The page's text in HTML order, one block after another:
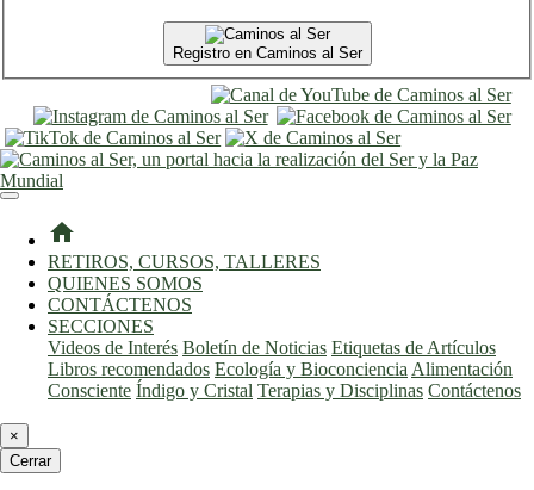
Registro en Caminos al Ser
home
RETIROS, CURSOS, TALLERES
QUIENES SOMOS
CONTÁCTENOS
SECCIONES
Videos de Interés Boletín de Noticias Etiquetas de Artículos
Libros recomendados Ecología y Bioconciencia Alimentación
Consciente Índigo y Cristal Terapias y Disciplinas Contáctenos
×
Cerrar